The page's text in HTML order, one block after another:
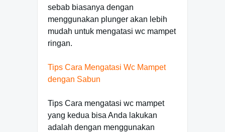
sebab biasanya dengan
menggunakan plunger akan lebih
mudah untuk mengatasi wc mampet
ringan.
Tips Cara Mengatasi Wc Mampet
dengan Sabun
Tips Cara mengatasi wc mampet
yang kedua bisa Anda lakukan
adalah dengan menggunakan